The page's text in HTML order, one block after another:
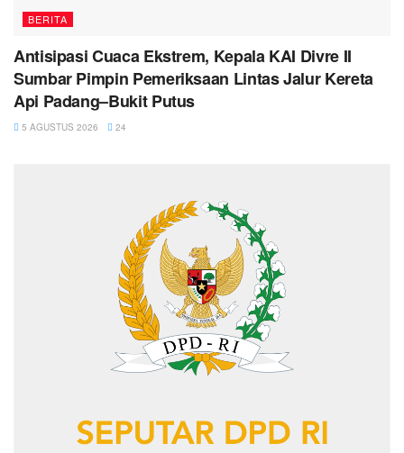
BERITA
Antisipasi Cuaca Ekstrem, Kepala KAI Divre II
Sumbar Pimpin Pemeriksaan Lintas Jalur Kereta
Api Padang–Bukit Putus
5 AGUSTUS 2026 24